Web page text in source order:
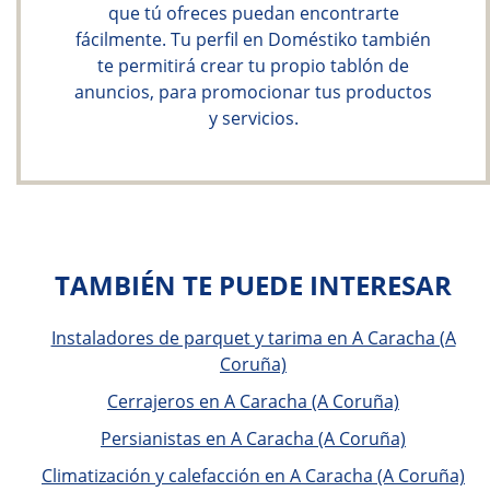
que tú ofreces puedan encontrarte
fácilmente. Tu perfil en Doméstiko también
te permitirá crear tu propio tablón de
anuncios, para promocionar tus productos
y servicios.
TAMBIÉN TE PUEDE INTERESAR
Instaladores de parquet y tarima en A Caracha (A
Coruña)
Cerrajeros en A Caracha (A Coruña)
Persianistas en A Caracha (A Coruña)
Climatización y calefacción en A Caracha (A Coruña)